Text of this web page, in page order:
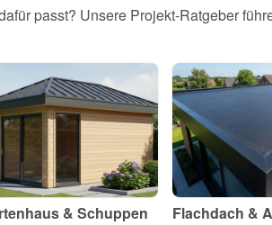
passt? Unsere Projekt-Ratgeber
& Schuppen Flachdach &